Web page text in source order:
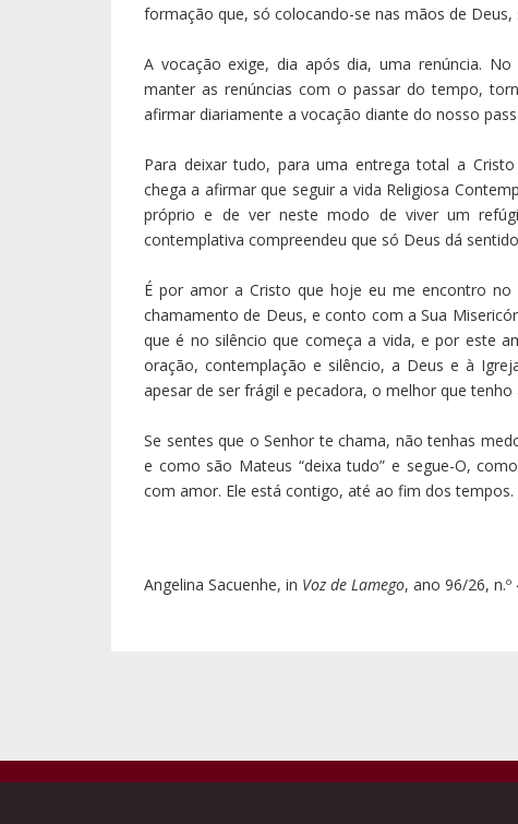
formação que, só colocando-se nas mãos de Deus,
A vocação exige, dia após dia, uma renúncia.
manter as renúncias com o passar do tempo,
afirmar diariamente a vocação diante do nosso
Para deixar tudo, para uma entrega total a
chega a afirmar que seguir a vida Religiosa
próprio e de ver neste modo de viver um
contemplativa compreendeu que só Deus dá
É por amor a Cristo que hoje eu me encontro no
chamamento de Deus, e conto com a Sua
que é no silêncio que começa a vida, e por este
oração, contemplação e silêncio, a Deus e à
apesar de ser frágil e pecadora, o melhor que
Se sentes que o Senhor te chama, não tenhas
e como são Mateus “deixa tudo” e segue-O,
com amor. Ele está contigo, até ao fim dos tempos.
Angelina Sacuenhe, in Voz de Lamego, ano 96/26,